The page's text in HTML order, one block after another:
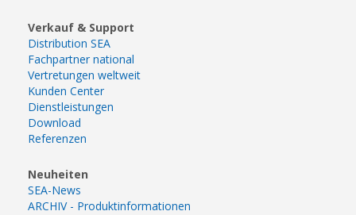
Verkauf & Support
Distribution SEA
Fachpartner national
Vertretungen weltweit
Kunden Center
Dienstleistungen
Download
Referenzen
Neuheiten
SEA-News
ARCHIV - Produktinformationen